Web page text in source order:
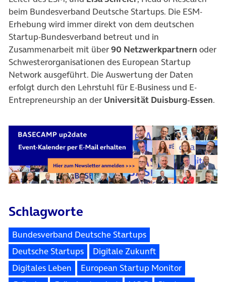
beim Bundesverband Deutsche Startups. Die ESM-
Erhebung wird immer direkt von dem deutschen
Startup-Bundesverband betreut und in
Zusammenarbeit mit über90 Netzwerkpartnern oder
Schwesterorganisationen des European Startup
Network ausgeführt. Die Auswertung der Daten
erfolgt durch den Lehrstuhl für E-Business und E-
Entrepreneurship an der Universität Duisburg-Essen.
Schlagworte
Bundesverband Deutsche Startups
Deutsche Startups
Digitale Zukunft
Digitales Leben
European Startup Monitor